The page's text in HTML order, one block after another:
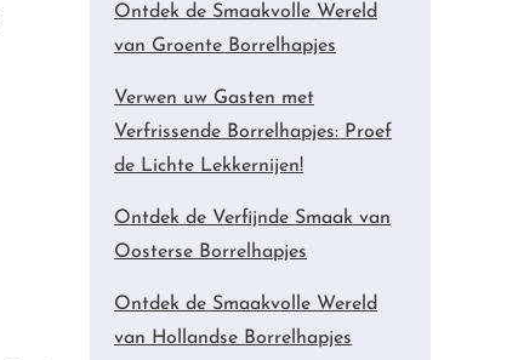
Ontdek de Smaakvolle Wereld
van Groente Borrelhapjes
Verwen uw Gasten met
Verfrissende Borrelhapjes: Proef
de Lichte Lekkernijen!
Ontdek de Verfijnde Smaak van
Oosterse Borrelhapjes
Ontdek de Smaakvolle Wereld
van Hollandse Borrelhapjes